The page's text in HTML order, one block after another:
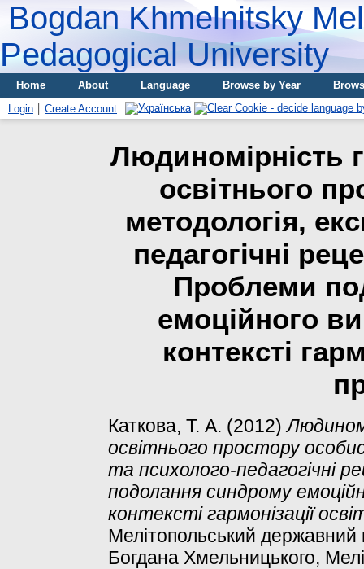
Bogdan Khmelnitsky
Pedagogical University
Home About Language Browse by Year
Login
Create Account
Людиномірність
освітнього
методологія,
педагогічні
Проблеми
емоційного
контексті
Каткова, Т. А. (2012)
освітнього простору
та психолого-педагогічні
подолання синдрому
контексті гармонізації
Мелітопольський державний
Богдана Хмельницького,